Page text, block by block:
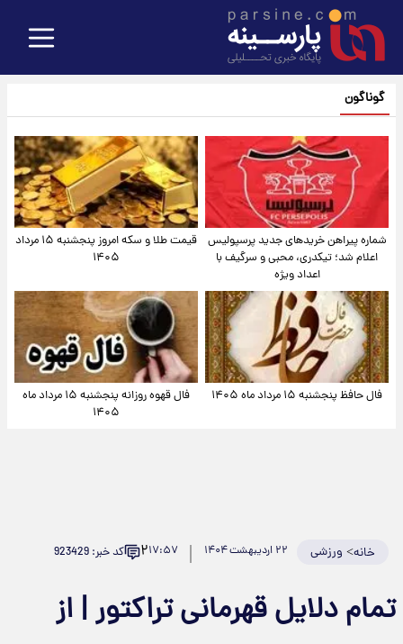
گوناگون
شماره پیراهن خریدهای جدید پرسپولیس
اعلام شد؛ تیکدری، محبی و سرگیف با
اعداد ویژه
قیمت طلا و سکه امروز پنجشنبه ۱۵ مرداد
۱۴۰۵
فال حافظ پنجشنبه ۱۵ مرداد ماه ۱۴۰۵
فال قهوه روزانه پنجشنبه ۱۵ مرداد ماه
۱۴۰۵
خانه> ورزشی ۲۲ اردیبهشت ۱۴۰۴ ۱۷:۵۷۲ کد خبر: 923429
تمام دلایل قهرمانی تراکتور | از